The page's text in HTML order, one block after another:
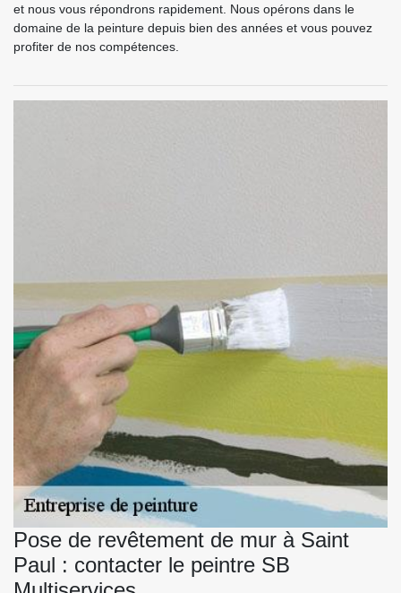
et nous vous répondrons rapidement. Nous opérons dans le
domaine de la peinture depuis bien des années et vous pouvez
profiter de nos compétences.
Pose de revêtement de mur à Saint
Paul : contacter le peintre SB